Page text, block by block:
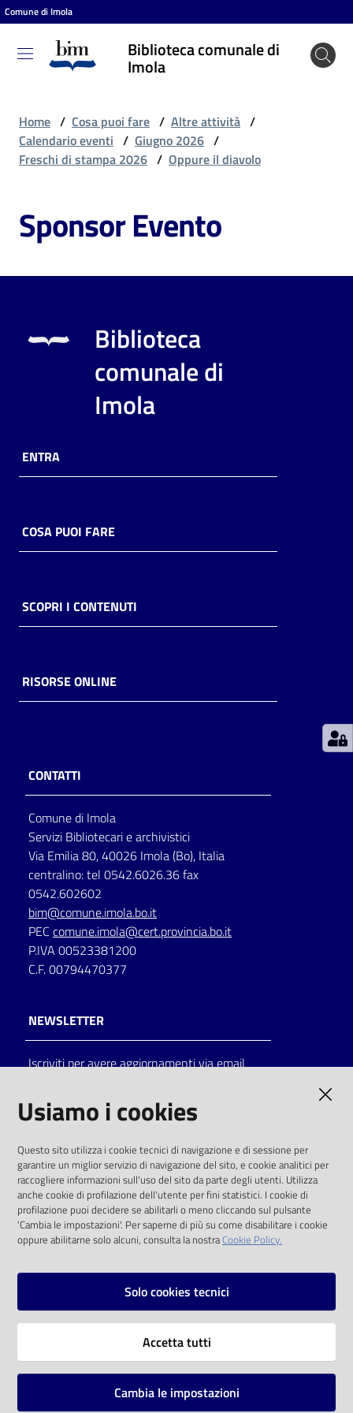
Vai al contenuto
Vai alla navigazione
Vai al footer
Comune di Imola
Biblioteca comunale di
Imola
Biblioteca
comunale
Cosa
fare
Scopri
online
Piani
Decentrate
Seguici
su
on line
Eventi
Chiedi al
bibliotecario
Avvisi
Home / Cosa puoi fare / Altre attività /
Calendario eventi / Giugno 2026 /
Freschi di stampa 2026 / Oppure il diavolo
Sponsor Evento
Biblioteca
comunale di
Imola
ENTRA
COSA PUOI FARE
SCOPRI I CONTENUTI
RISORSE ONLINE
CONTATTI
Comune di Imola
Servizi Bibliotecari e archivistici
Via Emilia 80, 40026 Imola (Bo), Italia
centralino: tel 0542.6026.36 fax
0542.602602
bim@comune.imola.bo.it
PEC comune.imola@cert.provincia.bo.it
P.IVA 00523381200
C.F. 00794470377
NEWSLETTER
Iscriviti per avere aggiornamenti via email
solo alle condizioni previste dalla direttiva
comunitaria 2003/98/CE e dal d.lgs. 36/2006
SOCIAL
Instagram
Vai alla pagina
Usiamo i cookies
Questo sito utilizza i cookie tecnici di navigazione e di sessione per
garantire un miglior servizio di navigazione del sito, e cookie analitici per
raccogliere informazioni sull'uso del sito da parte degli utenti. Utilizza
anche cookie di profilazione dell'utente per fini statistici. I cookie di
profilazione puoi decidere se abilitarli o meno cliccando sul pulsante
'Cambia le impostazioni'. Per saperne di più su come disabilitare i cookie
oppure abilitarne solo alcuni, consulta la nostraCookie Policy.
Solo cookies tecnici
Accetta tutti
Cambia le impostazioni